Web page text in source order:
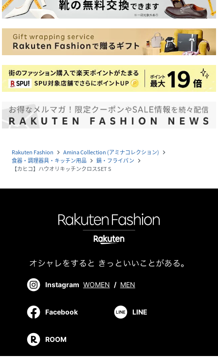
Rakuten Fashion navigate_next Amina Collection (アミナコレクション) navigate_next
食器・調理器具・キッチン用品 navigate_next 鍋・フライパン navigate_next
【カヒコ】ハウオリキッチンクロスSET S
Instagram WOMEN / MEN
Facebook LINE
ROOM